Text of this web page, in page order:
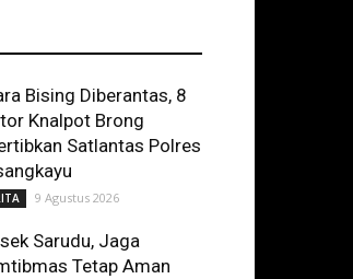
Bising Diberantas, 8
Knalpot Brong
Satlantas Polres
9 Agustus 2026
Sarudu, Jaga
Tetap Aman